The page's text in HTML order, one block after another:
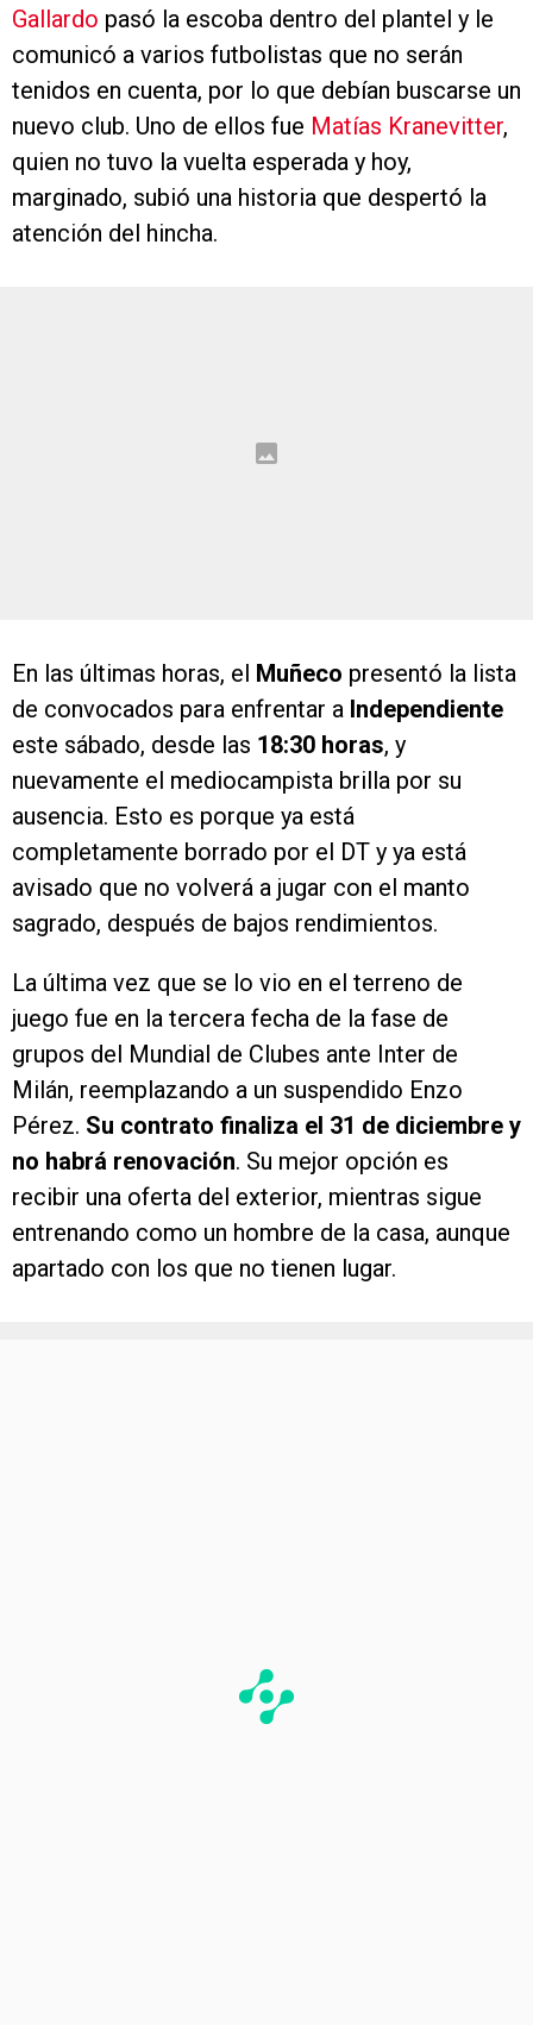
Gallardo pasó la escoba dentro del plantel y le
comunicó a varios futbolistas que no serán
tenidos en cuenta, por lo que debían buscarse un
nuevo club. Uno de ellos fue Matías Kranevitter,
quien no tuvo la vuelta esperada y hoy,
marginado, subió una historia que despertó la
atención del hincha.
En las últimas horas, el Muñeco presentó la lista
de convocados para enfrentar a Independiente
este sábado, desde las 18:30 horas, y
nuevamente el mediocampista brilla por su
ausencia. Esto es porque ya está
completamente borrado por el DT y ya está
avisado que no volverá a jugar con el manto
sagrado, después de bajos rendimientos.
La última vez que se lo vio en el terreno de
juego fue en la tercera fecha de la fase de
grupos del Mundial de Clubes ante Inter de
Milán, reemplazando a un suspendido Enzo
Pérez. Su contrato finaliza el 31 de diciembre y
no habrá renovación. Su mejor opción es
recibir una oferta del exterior, mientras sigue
entrenando como un hombre de la casa, aunque
apartado con los que no tienen lugar.